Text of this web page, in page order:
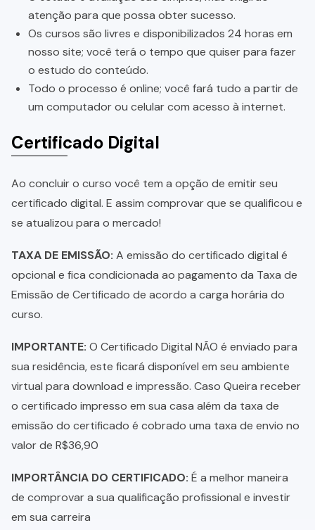
atenção para que possa obter sucesso.
Os cursos são livres e disponibilizados 24 horas em
nosso site; você terá o tempo que quiser para fazer
o estudo do conteúdo.
Todo o processo é online; você fará tudo a partir de
um computador ou celular com acesso à internet.
Certificado Digital
Ao concluir o curso você tem a opção de emitir seu
certificado digital. E assim comprovar que se qualificou e
se atualizou para o mercado!
TAXA DE EMISSÃO: A emissão do certificado digital é
opcional e fica condicionada ao pagamento da Taxa de
Emissão de Certificado de acordo a carga horária do
curso.
IMPORTANTE: O Certificado Digital NÃO é enviado para
sua residência, este ficará disponível em seu ambiente
virtual para download e impressão. Caso Queira receber
o certificado impresso em sua casa além da taxa de
emissão do certificado é cobrado uma taxa de envio no
valor de R$36,90
IMPORTÂNCIA DO CERTIFICADO: É a melhor maneira
de comprovar a sua qualificação profissional e investir
em sua carreira